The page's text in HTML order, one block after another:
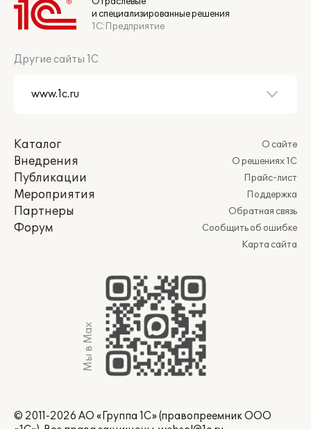
и специализированные решения
1С:Предприятие
Другие сайты 1С
Каталог
Внедрения
Публикации
Мероприятия
Партнеры
Форум
О сайте
О решениях 1С
Прайс-лист
Поддержка
Обратная связь
Сообщить об ошибке
Карта сайта
Мы в Max
© 2011-2026 АО «Группа 1С» (правопреемник ООО